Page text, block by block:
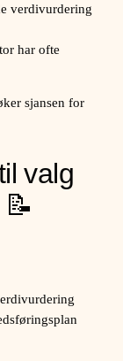
verdivurdering
har ofte
sjansen for
valg